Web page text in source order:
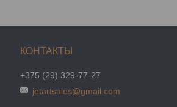
+375 (29) 329-77-27
jetartsales@gmail.com